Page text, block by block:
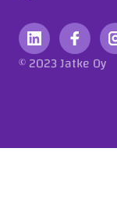
© 2023 Jatke Oy